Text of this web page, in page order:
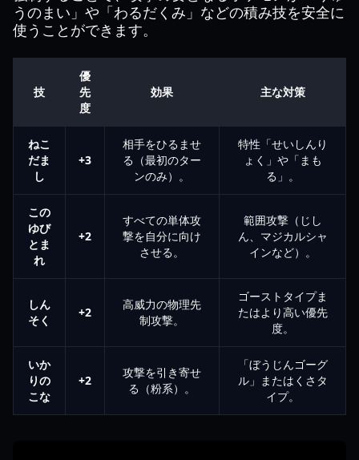
うのまい」や「わるだくみ」などの積み技を安全に
使うことができます。
技
優
先
度
効果 主な対策
ねこ
だま
し
+3
相手をひるませ
る（最初のター
ンのみ）。
特性「せいしんり
ょく」や「まも
る」。
この
ゆび
とま
れ
+2
すべての単体攻
撃を自分に向け
させる。
範囲攻撃（じし
ん、マジカルシャ
インなど）。
しん
そく
+2
高威力の物理先
制攻撃。
ゴーストタイプま
たはより高い優先
度。
いか
りの
こな
+2
攻撃を引き寄せ
る（粉系）。
「ぼうじんゴーグ
ル」またはくさタ
イプ。